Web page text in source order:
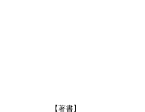
【著書】